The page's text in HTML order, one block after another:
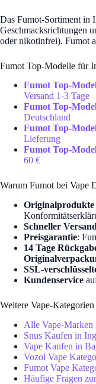
Das Fumot-Sortiment in
Geschmacksrichtungen
oder nikotinfrei). Fumot
Fumot Top-Modelle für
Fumot Top-
Versand 1-3 Tage
Fumot Top-
Deutschland
Fumot Top-
Lieferung
Fumot Top-
60 €
Warum Fumot bei Vape
Originalprodukte
Schneller Versand
Preisgarantie:
14 Tage
SSL-
Kundenservice
Weitere Vape-
Alle Vape-Marken
Snus Kaufen in
Vape Kaufen in
Vozol Vape
Fumot Vape
Häufige Fragen